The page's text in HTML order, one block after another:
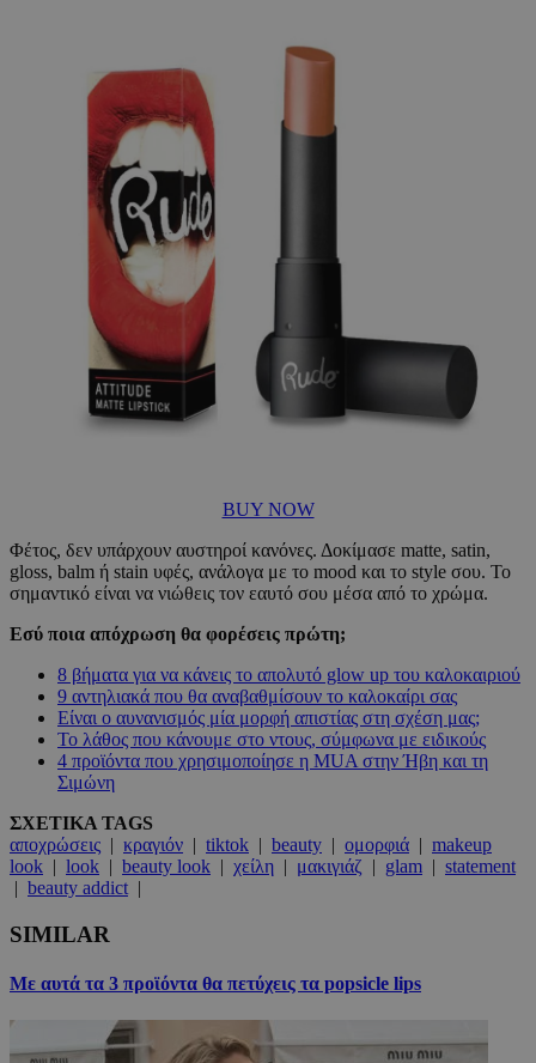
BUY NOW
Φέτος, δεν υπάρχουν αυστηροί κανόνες. Δοκίμασε matte, satin,
gloss, balm ή stain υφές, ανάλογα με το mood και το style σου. Το
σημαντικό είναι να νιώθεις τον εαυτό σου μέσα από το χρώμα.
Εσύ ποια απόχρωση θα φορέσεις πρώτη;
8 βήματα για να κάνεις το απολυτό glow up του καλοκαιριού
9 αντηλιακά που θα αναβαθμίσουν το καλοκαίρι σας
Είναι ο αυνανισμός μία μορφή απιστίας στη σχέση μας;
Το λάθος που κάνουμε στο ντους, σύμφωνα με ειδικούς
4 προϊόντα που χρησιμοποίησε η MUA στην Ήβη και τη
Σιμώνη
ΣΧΕΤΙΚΑ TAGS
αποχρώσεις | κραγιόν | tiktok | beauty | ομορφιά | makeup
look | look | beauty look | χείλη | μακιγιάζ | glam | statement
| beauty addict |
SIMILAR
Με αυτά τα 3 προϊόντα θα πετύχεις τα popsicle lips